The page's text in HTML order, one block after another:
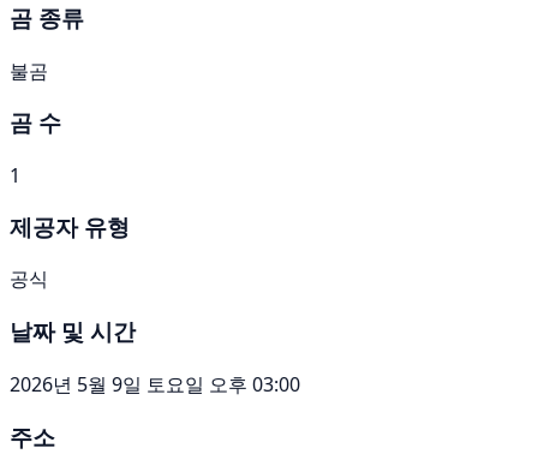
곰 종류
불곰
곰 수
1
제공자 유형
공식
날짜 및 시간
2026년 5월 9일 토요일 오후 03:00
주소